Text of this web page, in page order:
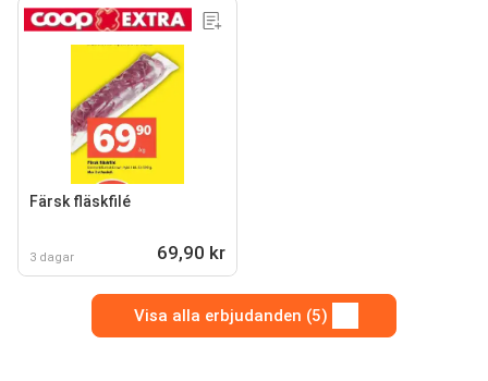
Färsk fläskfilé
3 dagar 69,90 kr
Visa alla erbjudanden (5)